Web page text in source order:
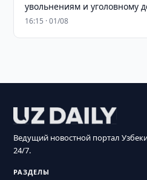
увольнениям и уголовному
16:15 · 01/08
Ведущий новостной портал
24/7.
РАЗДЕЛЫ